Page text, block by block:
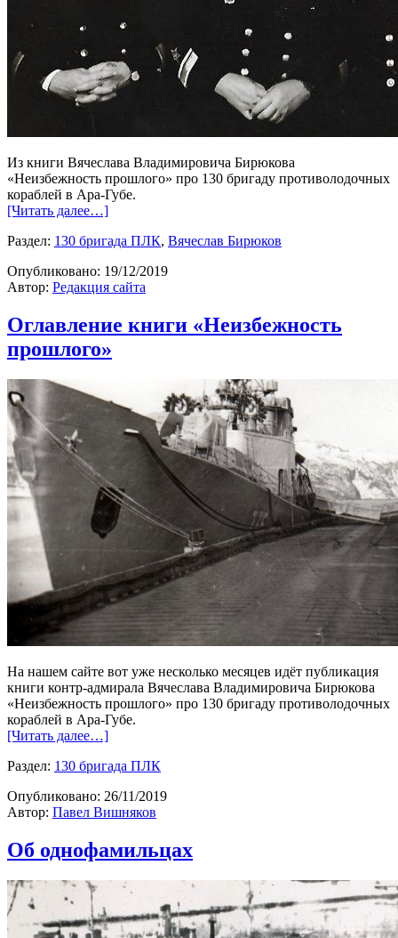
Из книги Вячеслава Владимировича Бирюкова
«Неизбежность прошлого» про 130 бригаду противолодочных
кораблей в Ара-Губе.
[Читать далее…]
Раздел: 130 бригада ПЛК, Вячеслав Бирюков
Опубликовано: 19/12/2019
Автор: Редакция сайта
Оглавление книги «Неизбежность
прошлого»
На нашем сайте вот уже несколько месяцев идёт публикация
книги контр-адмирала Вячеслава Владимировича Бирюкова
«Неизбежность прошлого» про 130 бригаду противолодочных
кораблей в Ара-Губе.
[Читать далее…]
Раздел: 130 бригада ПЛК
Опубликовано: 26/11/2019
Автор: Павел Вишняков
Об однофамильцах